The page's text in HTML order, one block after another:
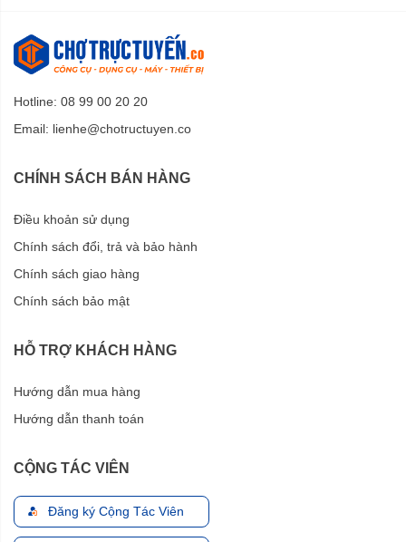
Hotline: 08 99 00 20 20
Email: lienhe@chotructuyen.co
CHÍNH SÁCH BÁN HÀNG
Điều khoản sử dụng
Chính sách đổi, trả và bảo hành
Chính sách giao hàng
Chính sách bảo mật
HỖ TRỢ KHÁCH HÀNG
Hướng dẫn mua hàng
Hướng dẫn thanh toán
CỘNG TÁC VIÊN
Đăng ký Cộng Tác Viên